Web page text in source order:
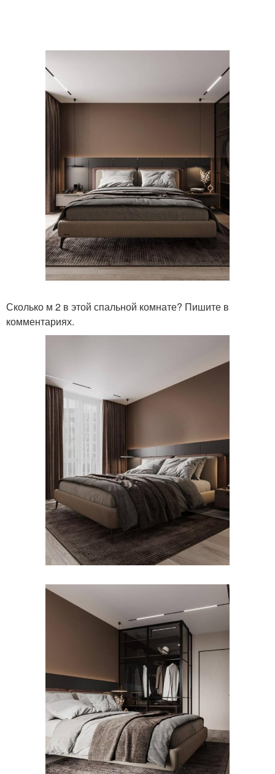
Сколько м 2 в этой спальной комнате? Пишите в
комментариях.